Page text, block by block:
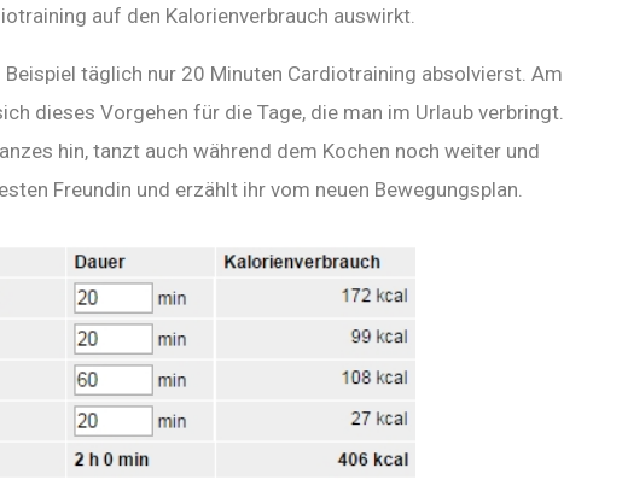
auf den Kalorienverbrauch auswirkt.
täglich nur 20 Minuten Cardiotraining absolvierst. Am
dieses Vorgehen für die Tage, die man im Urlaub verbringt.
hin, tanzt auch während dem Kochen noch weiter und
Freundin und erzählt ihr vom neuen Bewegungsplan.